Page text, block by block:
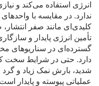
انرژی استفاده می‌کند و
ندارد. در مقایسه با
کلیدی‌ای مانند صفر انتشار،
تأمین انرژی پایدار و
گسترده‌ای در سناریوهای
دارد. حتی در شرایط سخت
شدید، بارش نمک زیاد و گرد
عملیاتی پیوسته و پایدار